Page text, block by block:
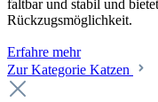
faltbar und stabil und
Rückzugsmöglichkeit.
Erfahre mehr
Zur Kategorie Katzen